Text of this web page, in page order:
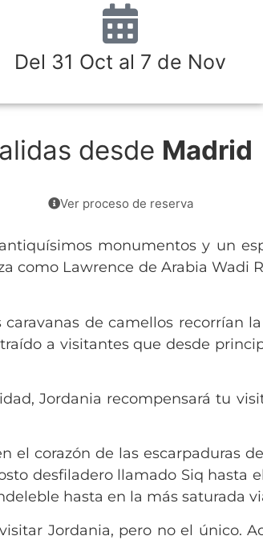
Del 31 Oct al 7 de Nov
desde Madrid
Ver proceso de reserva
monumentos y un
como Lawrence de Arabia Wadi
de camellos recorrían
a visitantes que desde
Jordania recompensará tu
el corazón de las escarpaduras
desfiladero llamado Siq hasta
hasta en la más saturada
Jordania, pero no el único.